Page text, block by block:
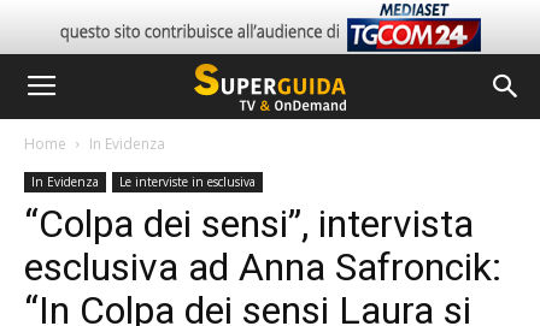
Home In Evidenza
In Evidenza Le interviste in esclusiva
“Colpa dei sensi”, intervista
esclusiva ad Anna Safroncik:
“In Colpa dei sensi Laura si